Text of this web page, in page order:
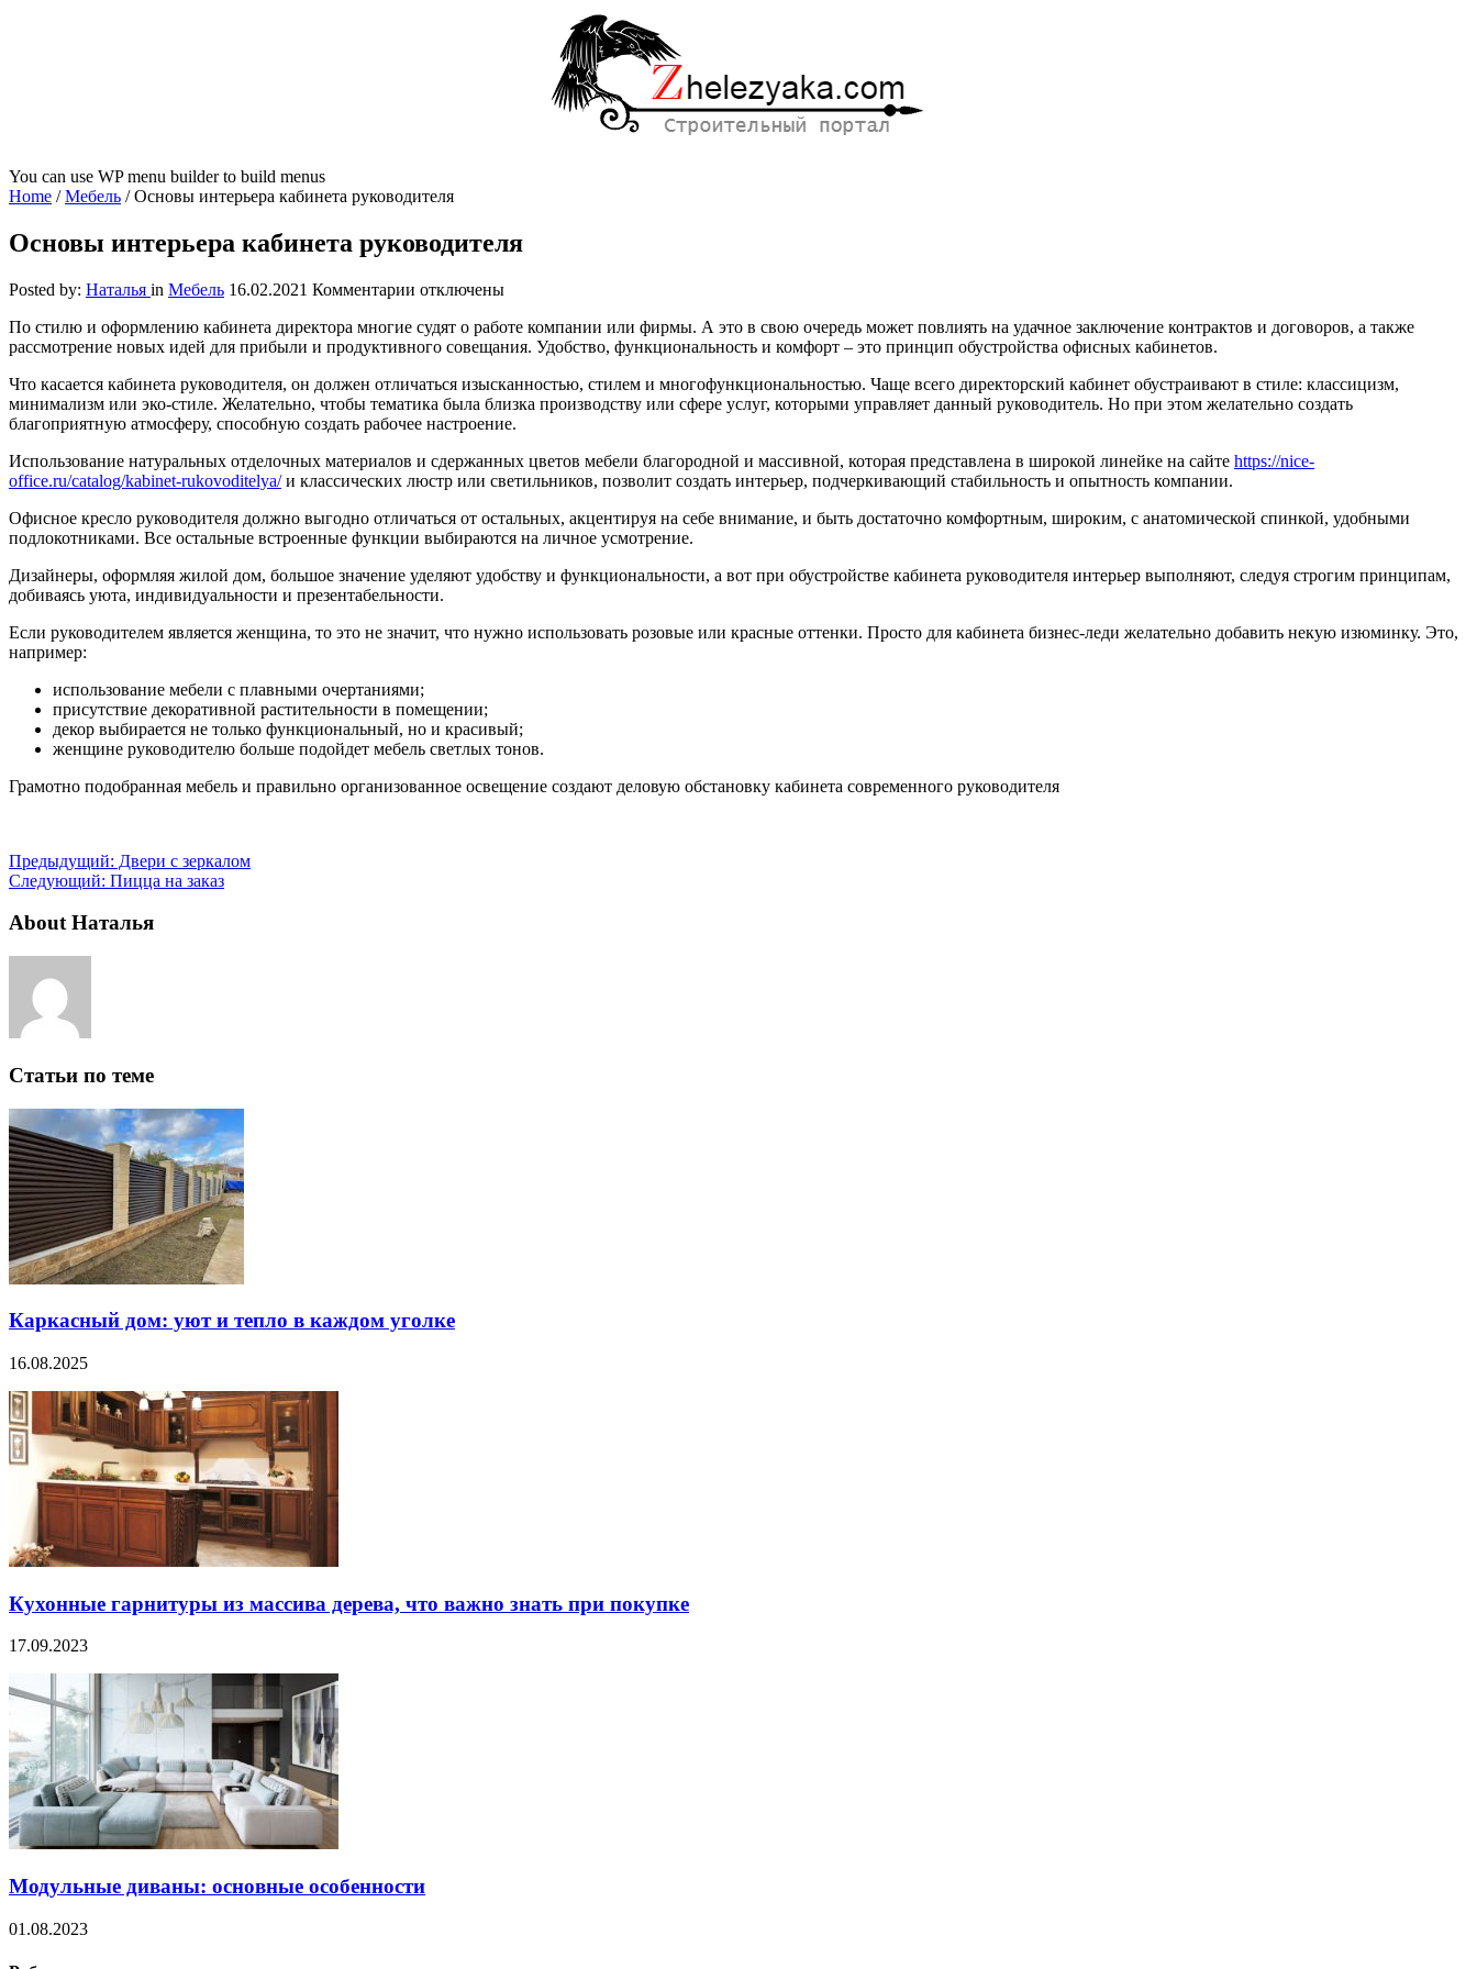
You can use WP menu builder to build menus
Home /Мебель /Основы интерьера кабинета руководителя
Основы интерьера кабинета руководителя
Posted by: Наталья in Мебель 16.02.2021 Комментарии к
Основы
интерьера
руководителя
отключены
По стилю и оформлению кабинета директора многие судят о работе компании или фирмы. А это в свою очередь может повлиять на удачное заключение контрактов и договоров, а также
рассмотрение новых идей для прибыли и продуктивного совещания. Удобство, функциональность и комфорт – это принцип обустройства офисных кабинетов.
Что касается кабинета руководителя, он должен отличаться изысканностью, стилем и многофункциональностью. Чаще всего директорский кабинет обустраивают в стиле: классицизм,
минимализм или эко-стиле. Желательно, чтобы тематика была близка производству или сфере услуг, которыми управляет данный руководитель. Но при этом желательно создать
благоприятную атмосферу, способную создать рабочее настроение.
Использование натуральных отделочных материалов и сдержанных цветов мебели благородной и массивной, которая представлена в широкой линейке на сайте https://nice-
office.ru/catalog/kabinet-rukovoditelya/и классических люстр или светильников, позволит создать интерьер, подчеркивающий стабильность и опытность компании.
Офисное кресло руководителя должно выгодно отличаться от остальных, акцентируя на себе внимание, и быть достаточно комфортным, широким, с анатомической спинкой, удобными
подлокотниками. Все остальные встроенные функции выбираются на личное усмотрение.
Дизайнеры, оформляя жилой дом, большое значение уделяют удобству и функциональности, а вот при обустройстве кабинета руководителя интерьер выполняют, следуя строгим принципам,
добиваясь уюта, индивидуальности и презентабельности.
Если руководителем является женщина, то это не значит, что нужно использовать розовые или красные оттенки. Просто для кабинета бизнес-леди желательно добавить некую изюминку. Это,
например:
использование мебели с плавными очертаниями;
присутствие декоративной растительности в помещении;
декор выбирается не только функциональный, но и красивый;
женщине руководителю больше подойдет мебель светлых тонов.
Грамотно подобранная мебель и правильно организованное освещение создают деловую обстановку кабинета современного руководителя
Предыдущий: Двери с зеркалом
Следующий: Пицца на заказ
About Наталья
Статьи по теме
Каркасный дом: уют и тепло в каждом уголке
16.08.2025
Кухонные гарнитуры из массива дерева, что важно знать при покупке
17.09.2023
Модульные диваны: основные особенности
01.08.2023